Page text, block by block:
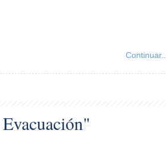
Continuar...